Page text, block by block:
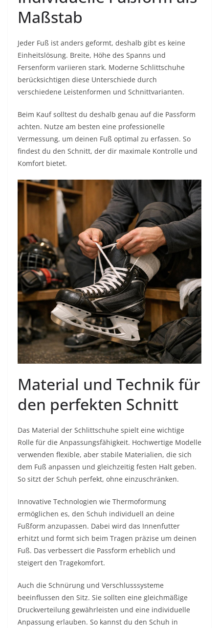
Maßstab
Jeder Fuß ist anders geformt, deshalb gibt es keine
Einheitslösung. Breite, Höhe des Spanns und
Fersenform variieren stark. Moderne Schlittschuhe
berücksichtigen diese Unterschiede durch
verschiedene Leistenformen und Schnittvarianten.
Beim Kauf solltest du deshalb genau auf die Passform
achten. Nutze am besten eine professionelle
Vermessung, um deinen Fuß optimal zu erfassen. So
findest du den Schnitt, der dir maximale Kontrolle und
Komfort bietet.
Material und Technik für
den perfekten Schnitt
Das Material der Schlittschuhe spielt eine wichtige
Rolle für die Anpassungsfähigkeit. Hochwertige Modelle
verwenden flexible, aber stabile Materialien, die sich
dem Fuß anpassen und gleichzeitig festen Halt geben.
So sitzt der Schuh perfekt, ohne einzuschränken.
Innovative Technologien wie Thermoformung
ermöglichen es, den Schuh individuell an deine
Fußform anzupassen. Dabei wird das Innenfutter
erhitzt und formt sich beim Tragen präzise um deinen
Fuß. Das verbessert die Passform erheblich und
steigert den Tragekomfort.
Auch die Schnürung und Verschlusssysteme
beeinflussen den Sitz. Sie sollten eine gleichmäßige
Druckverteilung gewährleisten und eine individuelle
Anpassung erlauben. So kannst du den Schuh in